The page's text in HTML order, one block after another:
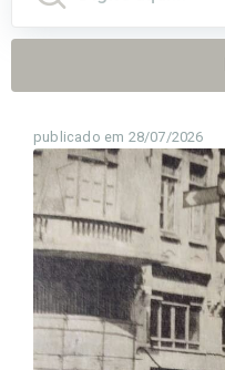
publicado em 28/07/2026